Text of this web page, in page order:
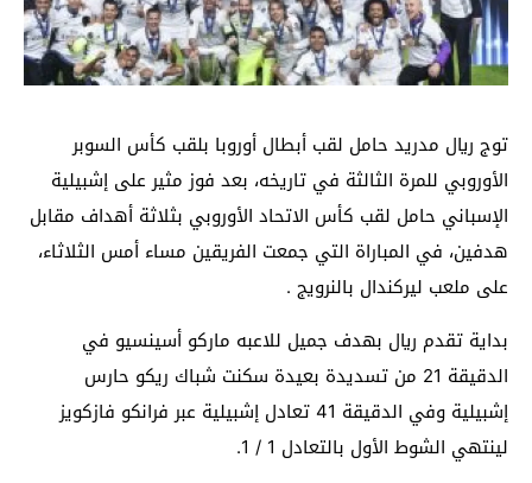
توج ريال مدريد حامل لقب أبطال أوروبا بلقب كأس السوبر
الأوروبي للمرة الثالثة في تاريخه، بعد فوز مثير على إشبيلية
الإسباني حامل لقب كأس الاتحاد الأوروبي بثلاثة أهداف مقابل
هدفين، في المباراة التي جمعت الفريقين مساء أمس الثلاثاء،
على ملعب ليركندال بالنرويج .
بداية تقدم ريال بهدف جميل للاعبه ماركو أسينسيو في
الدقيقة 21 من تسديدة بعيدة سكنت شباك ريكو حارس
إشبيلية وفي الدقيقة 41 تعادل إشبيلية عبر فرانكو فازكويز
لينتهي الشوط الأول بالتعادل 1 / 1.